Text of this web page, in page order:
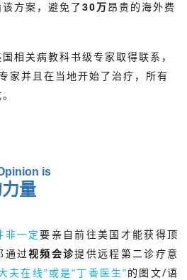
方案，避免了30万昂贵的海外费
相关病教科书级专家取得联系，
家并且在当地开始了治疗，所有
is
量
非一定要亲自前往美国才能获得顶
通过视频会诊提供远程第二诊疗意
夫在线”或是“丁香医生”的图文/语